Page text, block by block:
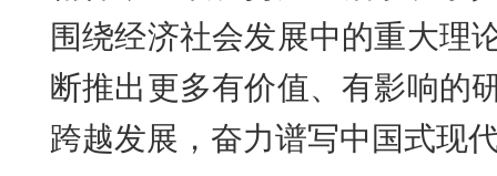
围绕经济社会发展中的重大理
断推出更多有价值、有影响的
跨越发展，奋力谱写中国式现